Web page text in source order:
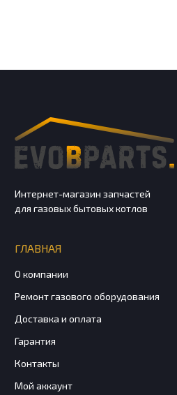
Интернет-магазин запчастей
для газовых бытовых котлов
ГЛАВНАЯ
О компании
Ремонт газового оборудования
Доставка и оплата
Гарантия
Контакты
Мой аккаунт